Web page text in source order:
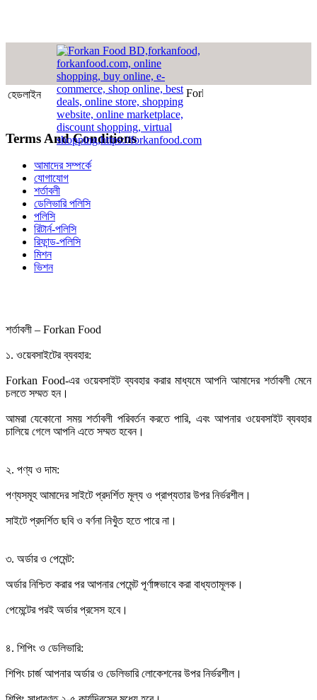
হেডলাইন Forkan Food - নিরাপদ খাদ্য
Terms And Conditions
আমাদের সম্পর্কে
যোগাযোগ
শর্তাবলী
ডেলিভারি পলিসি
পলিসি
রিটার্ন-পলিসি
রিফান্ড-পলিসি
মিশন
ভিশন
শর্তাবলী – Forkan Food
১. ওয়েবসাইটের ব্যবহার:
Forkan Food-এর ওয়েবসাইট ব্যবহার করার মাধ্যমে আপনি আমাদের শর্তাবলী মেনে
চলতে সম্মত হন।
আমরা যেকোনো সময় শর্তাবলী পরিবর্তন করতে পারি, এবং আপনার ওয়েবসাইট ব্যবহার
চালিয়ে গেলে আপনি এতে সম্মত হবেন।
২. পণ্য ও দাম:
পণ্যসমূহ আমাদের সাইটে প্রদর্শিত মূল্য ও প্রাপ্যতার উপর নির্ভরশীল।
সাইটে প্রদর্শিত ছবি ও বর্ণনা নিখুঁত হতে পারে না।
৩. অর্ডার ও পেমেন্ট:
অর্ডার নিশ্চিত করার পর আপনার পেমেন্ট পূর্ণাঙ্গভাবে করা বাধ্যতামূলক।
পেমেন্টের পরই অর্ডার প্রসেস হবে।
৪. শিপিং ও ডেলিভারি:
শিপিং চার্জ আপনার অর্ডার ও ডেলিভারি লোকেশনের উপর নির্ভরশীল।